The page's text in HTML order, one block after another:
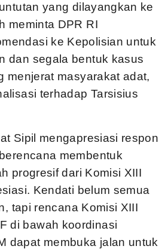
yang dilayangkan ke
meminta DPR RI
ke Kepolisian untuk
dan segala bentuk kasus
menjerat masyarakat adat,
terhadap Tarsisius
Sipil mengapresiasi respon
membentuk
progresif dari Komisi XIII
Kendati belum semua
tapi rencana Komisi XIII
di bawah koordinasi
dapat membuka jalan untuk